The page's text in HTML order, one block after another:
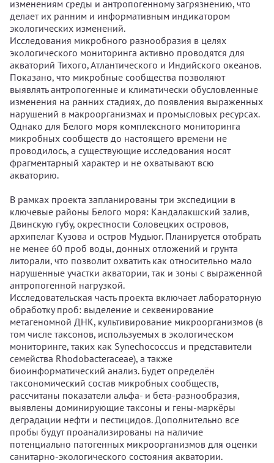
изменениям среды и антропогенному загрязнению, что
делает их ранним и информативным индикатором
экологических изменений.
Исследования микробного разнообразия в целях
экологического мониторинга активно проводятся для
акваторий Тихого, Атлантического и Индийского океанов.
Показано, что микробные сообщества позволяют
выявлять антропогенные и климатически обусловленные
изменения на ранних стадиях, до появления выраженных
нарушений в макроорганизмах и промысловых ресурсах.
Однако для Белого моря комплексного мониторинга
микробных сообществ до настоящего времени не
проводилось, а существующие исследования носят
фрагментарный характер и не охватывают всю
акваторию.
В рамках проекта запланированы три экспедиции в
ключевые районы Белого моря: Кандалакшский залив,
Двинскую губу, окрестности Соловецких островов,
архипелаг Кузова и остров Мудьюг. Планируется отобрать
не менее 60 проб воды, донных отложений и грунта
литорали, что позволит охватить как относительно мало
нарушенные участки акватории, так и зоны с выраженной
антропогенной нагрузкой.
Исследовательская часть проекта включает лабораторную
обработку проб: выделение и секвенирование
метагеномной ДНК, культивирование микроорганизмов (в
том числе таксонов, используемых в экологическом
мониторинге, таких как Synechococcus и представители
семейства Rhodobacteraceae), а также
биоинформатический анализ. Будет определён
таксономический состав микробных сообществ,
рассчитаны показатели альфа- и бета-разнообразия,
выявлены доминирующие таксоны и гены-маркёры
деградации нефти и пестицидов. Дополнительно все
пробы будут проанализированы на наличие
потенциально патогенных микроорганизмов для оценки
санитарно-экологического состояния акватории.